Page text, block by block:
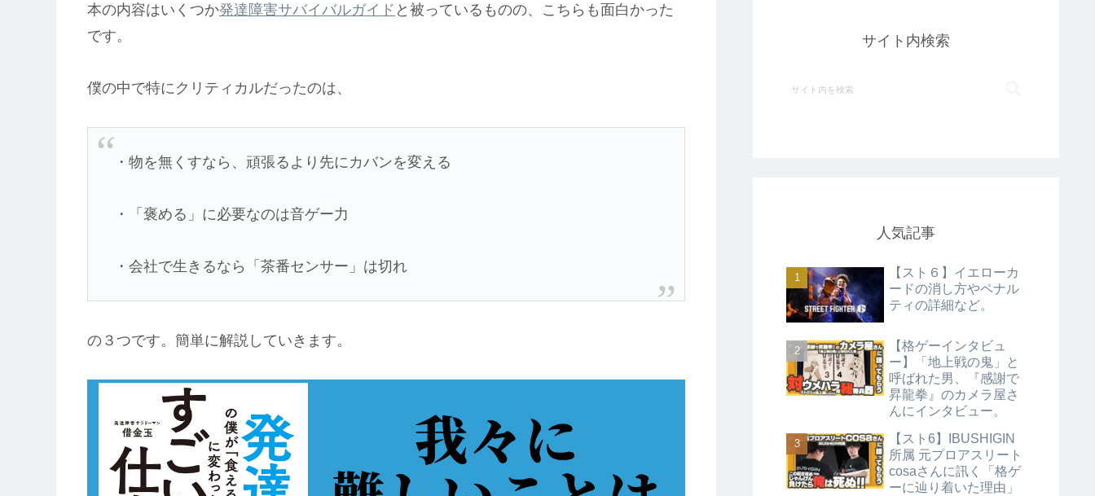
本の内容はいくつか発達障害サバイバルガイド と被っているものの、こちらも面白かった
です。
僕の中で特にクリティカルだったのは、
・物を無くすなら、頑張るより先にカバンを変える
・「褒める」に必要なのは音ゲー力
・会社で生きるなら「茶番センサー」は切れ
の３つです。簡単に解説していきます。
サイト内検索
人気記事
【スト６】イエローカ
ードの消し方やペナル
ティの詳細など。
【格ゲーインタビュ
ー】「地上戦の鬼」と
呼ばれた男、『感謝で
昇龍拳』のカメラ屋さ
んにインタビュー。
【スト6】IBUSHIGIN
所属 元プロアスリート
cosaさんに訊く「格ゲ
ーに辿り着いた理由」